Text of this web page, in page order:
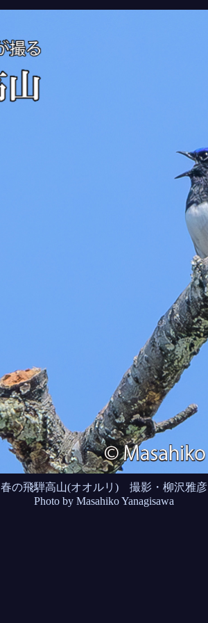
春の飛騨高山(オオルリ) 撮影・柳沢雅彦
Photo by Masahiko Yanagisawa